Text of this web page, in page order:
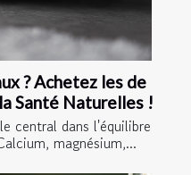
? Achetez les de
Santé Naturelles !
central dans l'équilibre
magnésium,...